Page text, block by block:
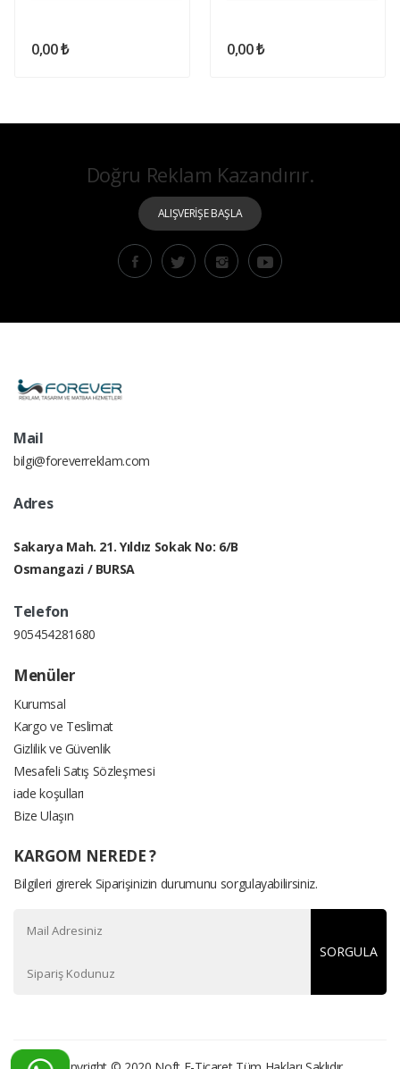
0,00 ₺ 0,00 ₺
Doğru Reklam Kazandırır.
ALIŞVERİŞE BAŞLA
Mail
bilgi@foreverreklam.com
Adres
Sakarya Mah. 21. Yıldız Sokak No: 6/B
Osmangazi / BURSA
Telefon
905454281680
Menüler
Kurumsal
Kargo ve Teslimat
Gizlilik ve Güvenlik
Mesafeli Satış Sözleşmesi
iade koşulları
Bize Ulaşın
KARGOM NEREDE ?
Bilgileri girerek Siparişinizin durumunu sorgulayabilirsiniz.
SORGULA